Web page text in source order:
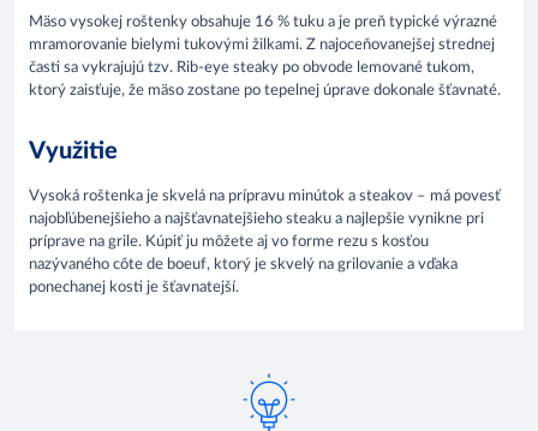
Mäso vysokej roštenky obsahuje 16 % tuku a je preň typické výrazné
mramorovanie bielymi tukovými žilkami. Z najoceňovanejšej strednej
časti sa vykrajujú tzv. Rib-eye steaky po obvode lemované tukom,
ktorý zaisťuje, že mäso zostane po tepelnej úprave dokonale šťavnaté.
Využitie
Vysoká roštenka je skvelá na prípravu minútok a steakov – má povesť
najobľúbenejšieho a najšťavnatejšieho steaku a najlepšie vynikne pri
príprave na grile. Kúpiť ju môžete aj vo forme rezu s kosťou
nazývaného côte de boeuf, ktorý je skvelý na grilovanie a vďaka
ponechanej kosti je šťavnatejší.